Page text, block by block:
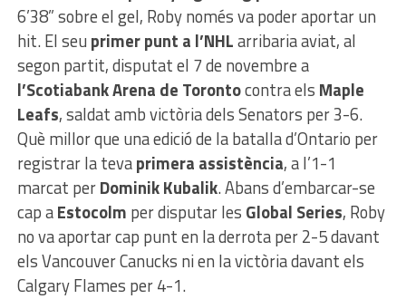
6’38” sobre el gel, Roby només va poder aportar un
hit. El seu primer punt a l’NHLarribaria aviat, al
segon partit, disputat el 7 de novembre a
l’Scotiabank Arena de Torontocontra els Maple
Leafs, saldat amb victòria dels Senators per 3-6.
Què millor que una edició de la batalla d’Ontario per
registrar la tevaprimera assistència, a l’1-1
marcat perDominik Kubalik. Abans d’embarcar-se
cap aEstocolm per disputar les Global Series, Roby
no va aportar cap punt en la derrota per 2-5 davant
els Vancouver Canucks ni en la victòria davant els
Calgary Flames per 4-1.